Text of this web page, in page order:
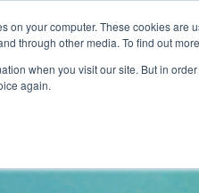
on your computer. These cookies
through other media. To find out
when you visit our site. But in
again.
multimediale Marine